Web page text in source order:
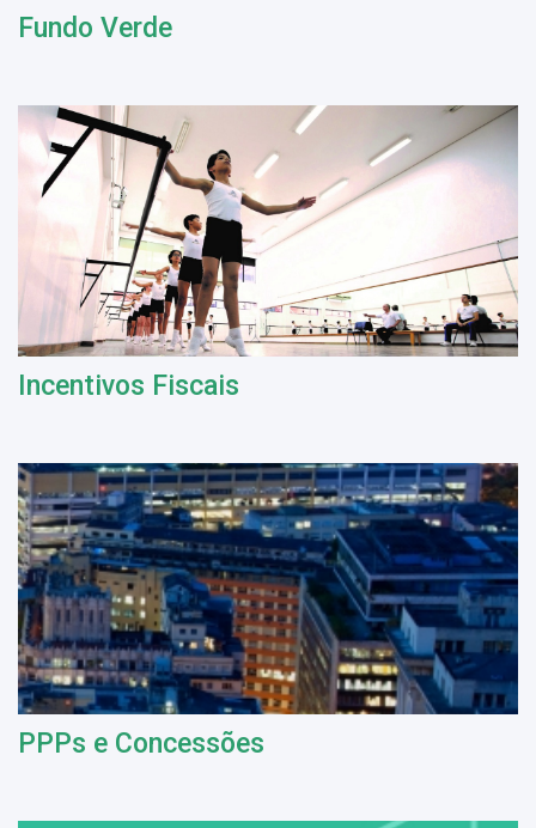
Fundo Verde
Incentivos Fiscais
PPPs e Concessões